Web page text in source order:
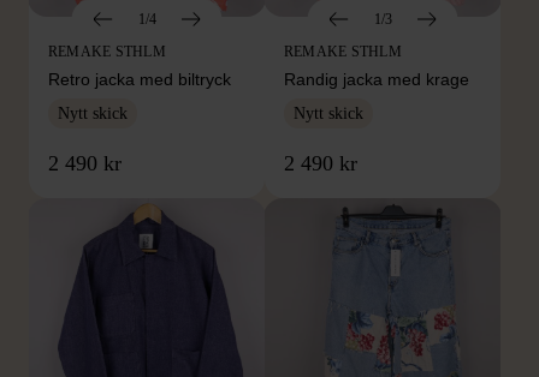
1/4
REMAKE STHLM
Retro jacka med biltryck
Nytt skick
2 490 kr
1/3
REMAKE STHLM
Randig jacka med krage
Nytt skick
2 490 kr